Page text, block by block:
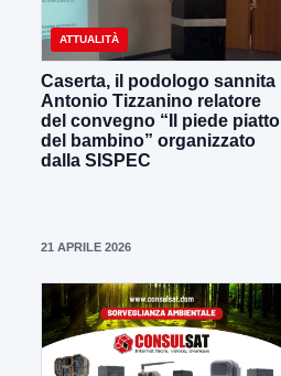
ATTUALITÀ
Caserta, il podologo sannita
Antonio Tizzanino relatore
del convegno “Il piede piatto
del bambino” organizzato
dalla SISPEC
21 APRILE 2026